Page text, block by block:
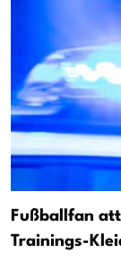
Fußballfan
Trainings-